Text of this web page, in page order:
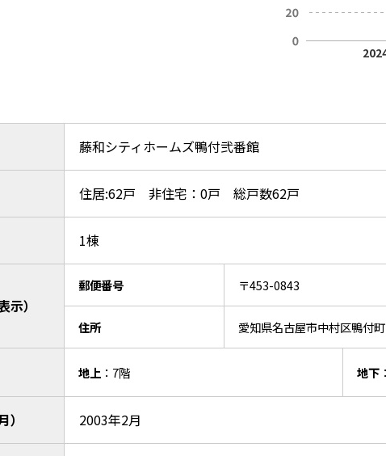
藤和シティホームズ鴨付弐番館
住居:62戸 非住宅：0戸 総戸数62戸
1棟
）
郵便番号 〒453-0843
住所 愛知県名古屋市中村区鴨付
地上：7階 地下
2003年2月